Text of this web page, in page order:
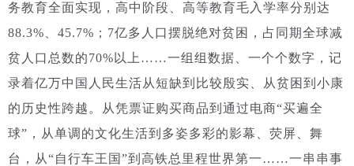
务教育全面实现，高中阶段、高等教育毛入学率分别达
88.3%、45.7%；7亿多人口摆脱绝对贫困，占同期全球减
贫人口总数的70%以上……一组组数据、一个个数字，记
录着亿万中国人民生活从短缺到比较殷实、从贫困到小康
的历史性跨越。从凭票证购买商品到通过电商“买遍全
球”，从单调的文化生活到多姿多彩的影幕、荧屏、舞
台，从“自行车王国”到高铁总里程世界第一……一串串事